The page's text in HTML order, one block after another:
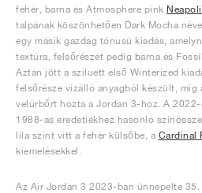
fehér, barna és Atmosphere pink
talpának köszönhetően Dark Mocha
egy másik gazdag tónusú kiadás,
textúra, felsőrészét pedig barna és
Aztán jött a sziluett első Winterized
felsőrésze vízálló anyagból készült, míg
velúrbőrt hozta a Jordan 3-hoz. A
1988-as eredetiekhez hasonló
lila színt vitt a fehér külsőbe, a Cardinal
kiemelésekkel.
Az Air Jordan 3 2023-ban ünnepelte